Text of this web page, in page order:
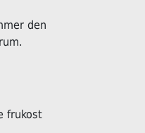
den
frukost